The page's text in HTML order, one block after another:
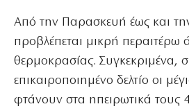
Από την Παρασκευή έως και
προβλέπεται μικρή περαιτέρω
θερμοκρασίας. Συγκεκριμένα,
επικαιροποιημένο δελτίο οι
φτάνουν στα ηπειρωτικά τους